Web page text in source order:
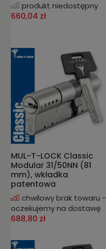
produkt niedostępny
660,04 zł
MUL-T-LOCK Classic
Modular 31/50NN (81
mm), wkładka
patentowa
chwilowy brak towaru -
oczekujemy na dostawę
688,80 zł